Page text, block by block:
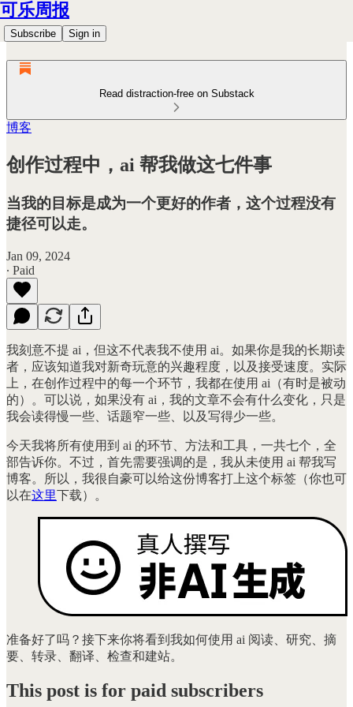
可乐周报
Subscribe Sign in
Read distraction-free on Substack
博客
创作过程中，ai 帮我做这七件事
当我的目标是成为一个更好的作者，这个过程没有
捷径可以走。
Jan 09, 2024
∙ Paid
我刻意不提 ai，但这不代表我不使用 ai。如果你是我的长期读
者，应该知道我对新奇玩意的兴趣程度，以及接受速度。实际
上，在创作过程中的每一个环节，我都在使用 ai（有时是被动
的）。可以说，如果没有 ai，我的文章不会有什么变化，只是
我会读得慢一些、话题窄一些、以及写得少一些。
今天我将所有使用到 ai 的环节、方法和工具，一共七个，全
部告诉你。不过，首先需要强调的是，我从未使用 ai 帮我写
博客。所以，我很自豪可以给这份博客打上这个标签（你也可
以在这里下载）。
准备好了吗？接下来你将看到我如何使用 ai 阅读、研究、摘
要、转录、翻译、检查和建站。
This post is for paid subscribers